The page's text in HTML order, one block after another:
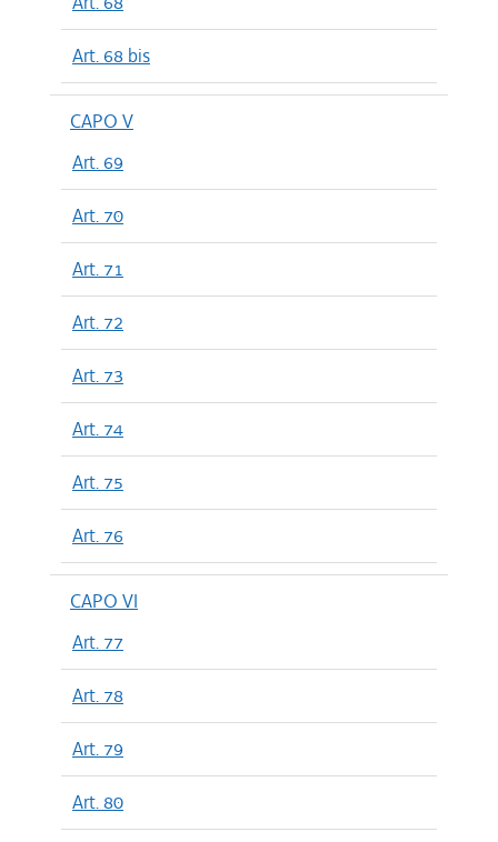
Art. 68 bis
CAPO V
Art. 69
Art. 70
Art. 71
Art. 72
Art. 73
Art. 74
Art. 75
Art. 76
CAPO VI
Art. 77
Art. 78
Art. 79
Art. 80